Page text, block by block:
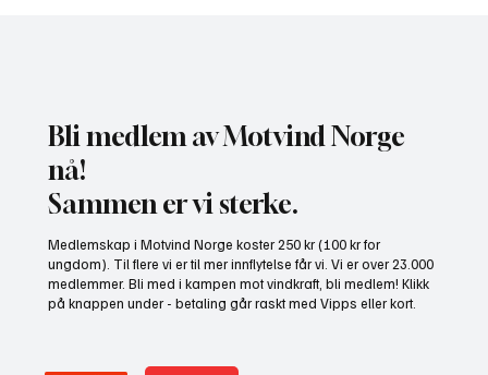
naturhensyn
Bli medlem av Motvind Norge
nå!
Sammen er vi sterke.
Medlemskap i Motvind Norge koster 250 kr (100 kr for
ungdom). Til flere vi er til mer innflytelse får vi. Vi er over 23.000
medlemmer. Bli med i kampen mot vindkraft, bli medlem! Klikk
på knappen under - betaling går raskt med Vipps eller kort.